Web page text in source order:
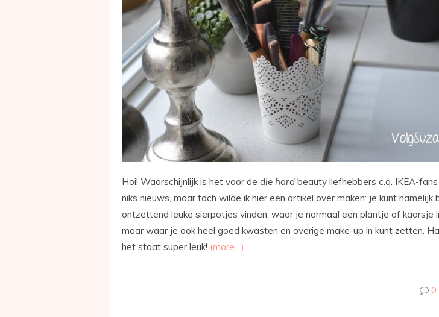
Hoi! Waarschijnlijk is het voor de die hard beauty liefhebbers c.q. IKEA-
niks nieuws, maar toch wilde ik hier een artikel over maken: je kunt namelijk
ontzettend leuke sierpotjes vinden, waar je normaal een plantje of kaarsje
maar waar je ook heel goed kwasten en overige make-up in kunt zetten.
het staat super leuk! (more…)
0